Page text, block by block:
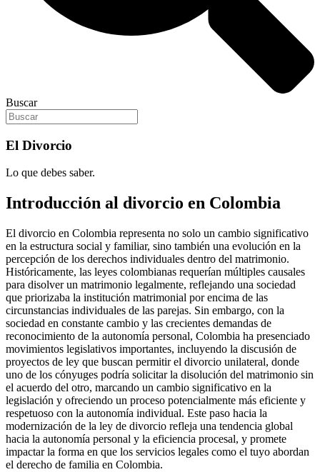
Buscar
El Divorcio
Lo que debes saber.
Introducción al divorcio en Colombia
El divorcio en Colombia representa no solo un cambio significativo
en la estructura social y familiar, sino también una evolución en la
percepción de los derechos individuales dentro del matrimonio.
Históricamente, las leyes colombianas requerían múltiples causales
para disolver un matrimonio legalmente, reflejando una sociedad
que priorizaba la institución matrimonial por encima de las
circunstancias individuales de las parejas. Sin embargo, con la
sociedad en constante cambio y las crecientes demandas de
reconocimiento de la autonomía personal, Colombia ha presenciado
movimientos legislativos importantes, incluyendo la discusión de
proyectos de ley que buscan permitir el divorcio unilateral, donde
uno de los cónyuges podría solicitar la disolución del matrimonio sin
el acuerdo del otro, marcando un cambio significativo en la
legislación y ofreciendo un proceso potencialmente más eficiente y
respetuoso con la autonomía individual. Este paso hacia la
modernización de la ley de divorcio refleja una tendencia global
hacia la autonomía personal y la eficiencia procesal, y promete
impactar la forma en que los servicios legales como el tuyo abordan
el derecho de familia en Colombia.